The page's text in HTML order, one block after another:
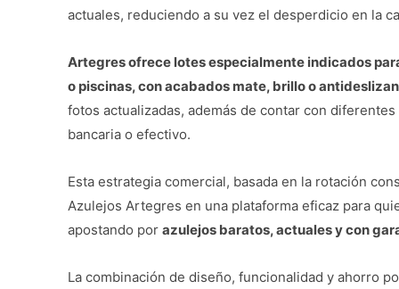
actuales, reduciendo a su vez el desperdicio en la
Artegres ofrece lotes especialmente indicados
o piscinas, con acabados mate, brillo o
fotos actualizadas, además de contar con
bancaria o efectivo.
Esta estrategia comercial, basada en la rotación
Azulejos Artegres en una plataforma eficaz para
apostando por azulejos baratos, actuales y con
La combinación de diseño, funcionalidad y ahorro